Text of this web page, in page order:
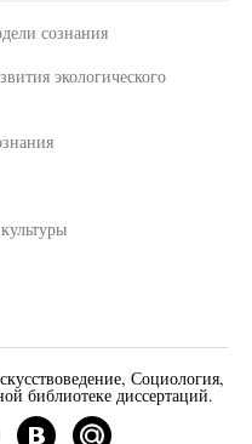
сознания
экологического
Социология,
библиотеке диссертаций.